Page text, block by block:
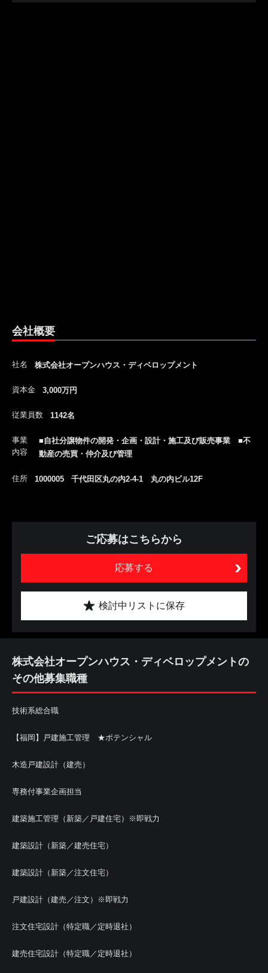
会社概要
社名 株式会社オープンハウス・ディベロップメント
資本金 3,000万円
従業員数 1142名
事業
内容
■自社分譲物件の開発・企画・設計・施工及び販売事業 ■不
動産の売買・仲介及び管理
住所 1000005 千代田区丸の内2-4-1 丸の内ビル12F
ご応募はこちらから
応募する
検討中リストに保存
株式会社オープンハウス・ディベロップメントの
その他募集職種
技術系総合職
【福岡】戸建施工管理 ★ポテンシャル
木造戸建設計（建売）
専務付事業企画担当
建築施工管理（新築／戸建住宅）※即戦力
建築設計（新築／建売住宅）
建築設計（新築／注文住宅）
戸建設計（建売／注文）※即戦力
注文住宅設計（特定職／定時退社）
建売住宅設計（特定職／定時退社）